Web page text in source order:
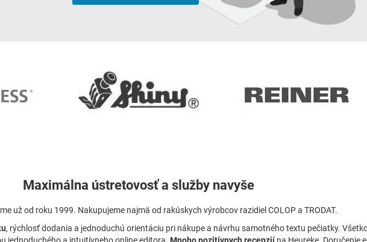
Maximálna ústretovosť a služby navyše
už od roku 1999. Nakupujeme najmä od rakúskych výrobcov razidiel COLOP a TRODAT.
, rýchlosť dodania a jednoduchú orientáciu pri nákupe a návrhu samotného textu pečiatky.